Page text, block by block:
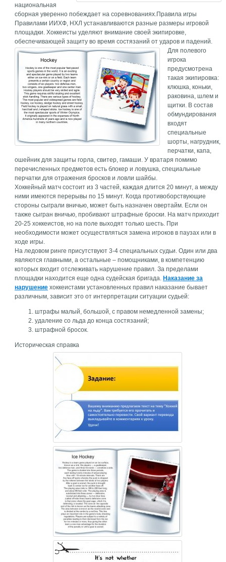
национальная
сборная уверенно побеждает на соревнованиях.Правила игры
Правилами ИИХФ, НХЛ устанавливаются разные размеры игровой
площадки. Хоккеисты уделяют внимание своей экипировке,
обеспечивающей защиту во время состязаний от ударов и падений.
Для полевого
игрока
предусмотрена
такая экипировка:
клюшка, коньки,
раковина, шлем и
щитки. В состав
обмундирования
входят
специальные
шорты, нагрудник,
перчатки, капа,
ошейник для защиты горла, свитер, гамаши. У вратаря помимо
перечисленных предметов есть блокер и ловушка, специальные
перчатки для отражения бросков и ловли шайбы.
Хоккейный матч состоит из 3 частей, каждая длится 20 минут, а между
ними имеются перерывы по 15 минут. Когда противоборствующие
стороны сыграли вничью, может быть назначен овертайм. Если он
также сыгран вничью, пробивают штрафные броски. На матч приходит
20-25 хоккеистов, но на поле выходят только шесть. При
необходимости может осуществляться замена игроков в паузах или в
ходе игры.
На ледовом ринге присутствуют 3-4 специальных судьи. Один или два
являются главными, а остальные – помощниками, в компетенцию
которых входит отслеживать нарушение правил. За пределами
площадки находится еще одна судейская бригада. Наказание за
нарушение хоккеистами установленных правил наказание бывает
различным, зависит это от интерпретации ситуации судьей:
штрафы малый, большой, с правом немедленной замены;
удаление со льда до конца состязаний;
штрафной бросок.
Историческая справка